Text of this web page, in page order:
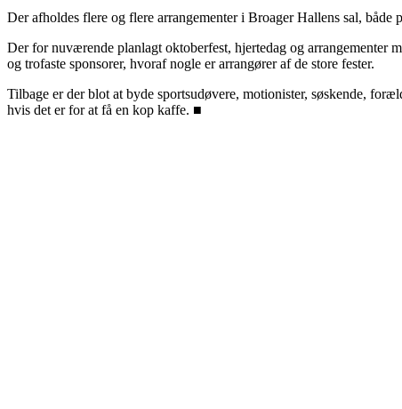
Der afholdes flere og flere arrangementer i Broager Hallens sal,
Der for nuværende planlagt oktoberfest, hjertedag og arrangementer
og trofaste sponsorer, hvoraf nogle er arrangører af de store fester.
Tilbage er der blot at byde sportsudøvere, motionister, søskende,
hvis det er for at få en kop kaffe. ■